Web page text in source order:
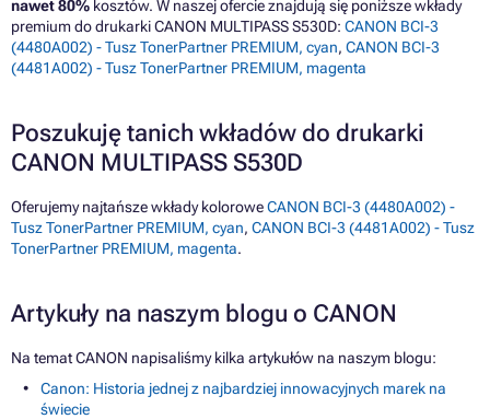
nawet 80% kosztów. W naszej ofercie znajdują się poniższe wkłady
premium do drukarki CANON MULTIPASS S530D: CANON BCI-3
(4480A002) - Tusz TonerPartner PREMIUM, cyan, CANON BCI-3
(4481A002) - Tusz TonerPartner PREMIUM, magenta
Poszukuję tanich wkładów do drukarki
CANON MULTIPASS S530D
Oferujemy najtańsze wkłady koloroweCANON BCI-3 (4480A002) -
Tusz TonerPartner PREMIUM, cyan, CANON BCI-3 (4481A002) - Tusz
TonerPartner PREMIUM, magenta.
Artykuły na naszym blogu o CANON
Na temat CANON napisaliśmy kilka artykułów na naszym blogu:
Canon: Historia jednej z najbardziej innowacyjnych marek na
świecie